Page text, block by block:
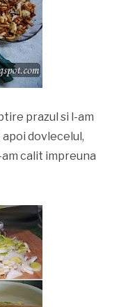
prazul si l-am
dovlecelul,
calit impreuna